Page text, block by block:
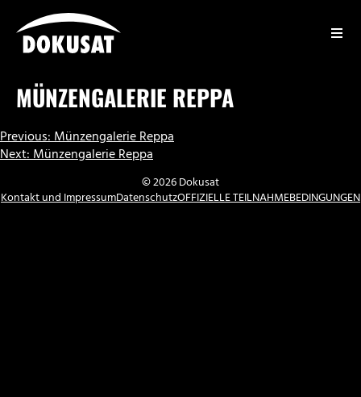
Inhalt
springen
MÜNZENGALERIE REPPA
BEITRAGSNAVIGATION
Previous:Münzengalerie Reppa
Next:Münzengalerie Reppa
© 2026 Dokusat
Kontakt und ImpressumDatenschutzOFFIZIELLE TEILNAHMEBEDINGUNGEN